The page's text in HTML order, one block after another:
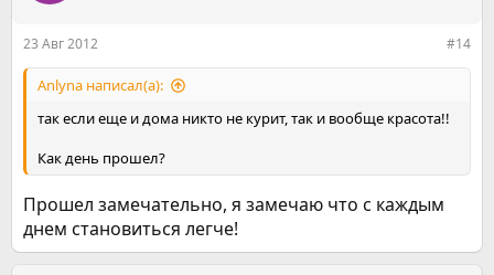
23 Авг 2012 #14
Anlyna написал(а):
так если еще и дома никто не курит, так и вообще красота!!
Как день прошел?
Прошел замечательно, я замечаю что с каждым
днем становиться легче!